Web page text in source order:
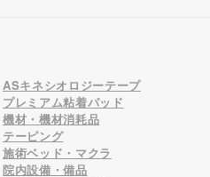
ASキネシオロジーテープ
プレミアム粘着パッド
機材・機材消耗品
テーピング
施術ベッド・マクラ
院内設備・備品